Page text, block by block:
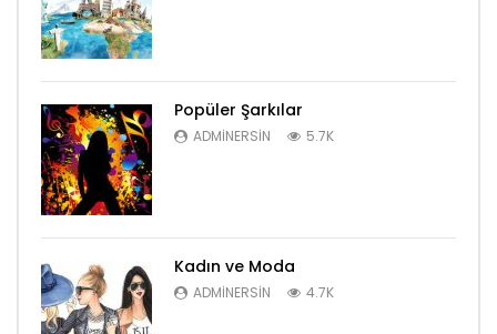
Popüler Şarkılar
ADMINERSIN 5.7K
Kadın ve Moda
ADMINERSIN 4.7K